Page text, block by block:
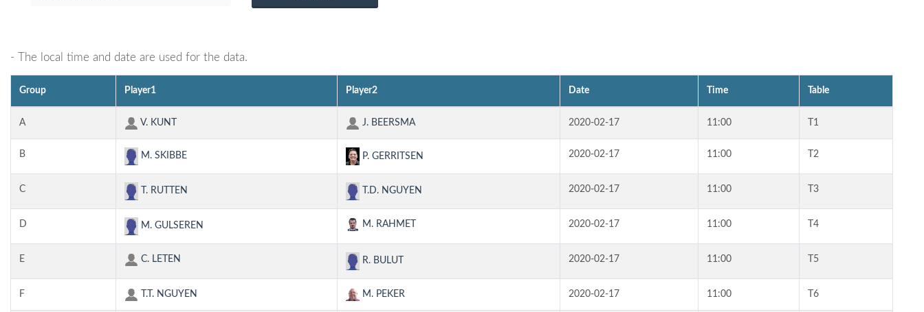
- The local time and date are used for the data.
Group Player1 Player2 Date Time Table
A V. KUNT J. BEERSMA 2020-02-17 11:00 T1
B M. SKIBBE P. GERRITSEN 2020-02-17 11:00 T2
C T. RUTTEN T.D. NGUYEN 2020-02-17 11:00 T3
D M. GULSEREN M. RAHMET 2020-02-17 11:00 T4
E C. LETEN R. BULUT 2020-02-17 11:00 T5
F T.T. NGUYEN M. PEKER 2020-02-17 11:00 T6